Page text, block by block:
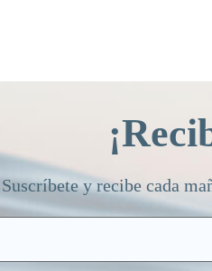
Suscríbete y recibe cada